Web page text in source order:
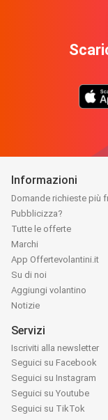
Informazioni
Domande richieste più
Pubblicizza?
Tutte le offerte
Marchi
App Offertevolantini.it
Su di noi
Aggiungi volantino
Notizie
Servizi
Iscriviti alla newsletter
Seguici su Facebook
Seguici su Instagram
Seguici su Youtube
Seguici su TikTok